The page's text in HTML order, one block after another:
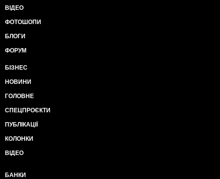
ВІДЕО
ФОТОШОПИ
БЛОГИ
ФОРУМ
БІЗНЕС
НОВИНИ
ГОЛОВНЕ
СПЕЦПРОЄКТИ
ПУБЛІКАЦІЇ
КОЛОНКИ
ВІДЕО
БАНКИ